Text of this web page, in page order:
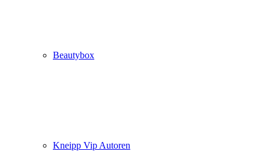
Beautybox
Kneipp Vip Autoren